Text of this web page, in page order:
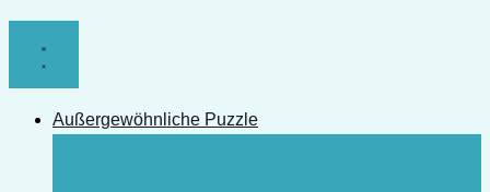
Außergewöhnliche Puzzle